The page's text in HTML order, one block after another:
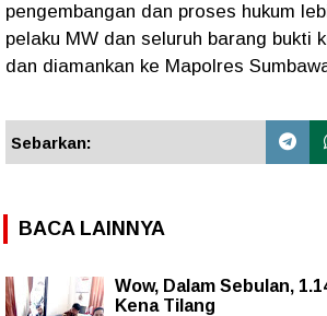
pengembangan dan proses hukum
pelaku MW dan seluruh barang bukti
dan diamankan ke Mapolres
Sebarkan:
BACA LAINNYA
Wow, Dalam Sebulan,
Kena Tilang